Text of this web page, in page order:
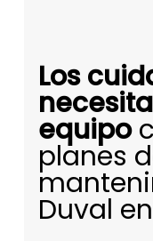
Los
equipo
planes
Duval